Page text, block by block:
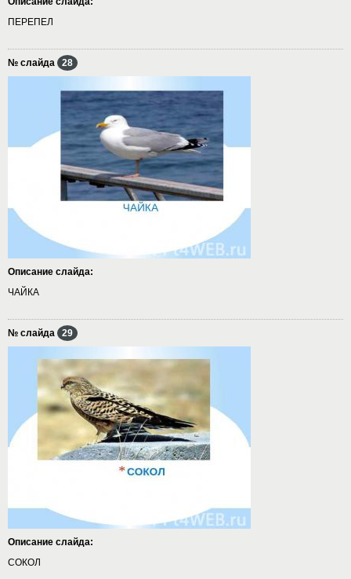
ПЕРЕПЕЛ
№ слайда 28
Описание слайда:
ЧАЙКА
№ слайда 29
Описание слайда:
СОКОЛ